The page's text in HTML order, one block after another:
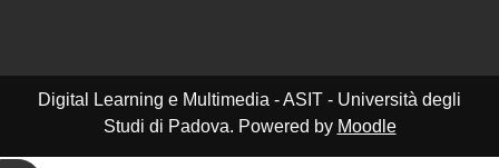
Digital Learning e Multimedia - ASIT - Università degli
Studi di Padova. Powered by Moodle